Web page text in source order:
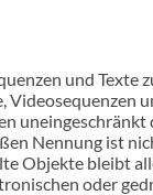
und Texte
uneingeschränkt
Nennung ist
Objekte bleibt
oder